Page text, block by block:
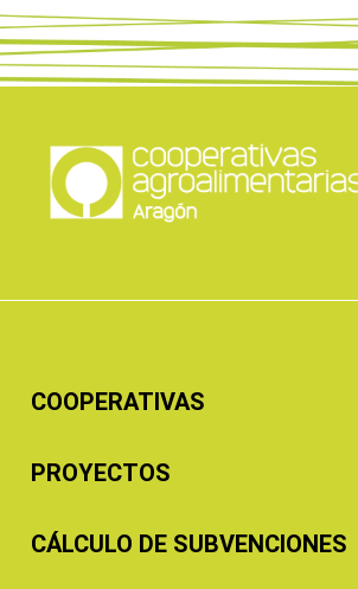
COOPERATIVAS
PROYECTOS
CÁLCULO DE SUBVENCIONES